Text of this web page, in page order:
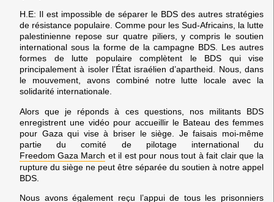
H.E: Il est impossible de séparer le BDS des autres stratégies
de résistance populaire. Comme pour les Sud-Africains, la lutte
palestinienne repose sur quatre piliers, y compris le soutien
international sous la forme de la campagne BDS. Les autres
formes de lutte populaire complètent le BDS qui vise
principalement à isoler l’État israélien d’apartheid. Nous, dans
le mouvement, avons combiné notre lutte locale avec la
solidarité internationale.
Alors que je réponds à ces questions, nos militants BDS
enregistrent une vidéo pour accueillir le Bateau des femmes
pour Gaza qui vise à briser le siège. Je faisais moi-même
partie du comité de pilotage international du
Freedom Gaza March et il est pour nous tout à fait clair que la
rupture du siège ne peut être séparée du soutien à notre appel
BDS.
Nous avons également reçu l’appui de tous les prisonniers